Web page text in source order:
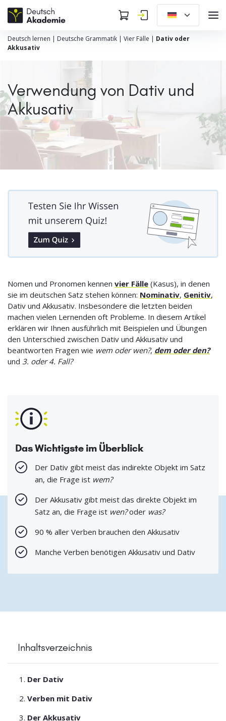
Deutsch lernen | Deutsche Grammatik | Vier Fälle | Dativ oder
Akkusativ
Verwendung von Dativ und
Akkusativ
Nomen und Pronomen kennen vier Fälle (Kasus), in denen
sie im deutschen Satz stehen können: Nominativ, Genitiv,
Dativ und Akkusativ. Insbesondere die letzten beiden
machen vielen Lernenden oft Probleme. In diesem Artikel
erklären wir Ihnen ausführlich mit Beispielen und Übungen
den Unterschied zwischen Dativ und Akkusativ und
beantworten Fragen wie wem oder wen?, dem oder den?
und 3. oder 4. Fall?
Das Wichtigste im Überblick
Der Dativ gibt meist das indirekte Objekt im Satz
an, die Frage ist wem?
Der Akkusativ gibt meist das direkte Objekt im
Satz an, die Frage ist wen?oder was?
90 % aller Verben brauchen den Akkusativ
Manche Verben benötigen Akkusativ und Dativ
Inhaltsverzeichnis
Der Dativ
Verben mit Dativ
Der Akkusativ